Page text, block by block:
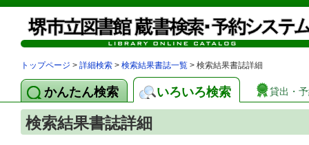
トップページ > 詳細検索 > 検索結果書誌一覧 > 検索結果書誌詳細
かんたん検索 いろいろ検索 貸出・
検索結果書誌詳細